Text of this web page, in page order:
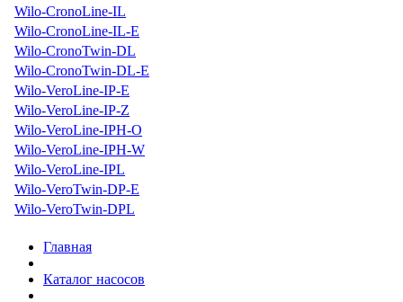
Wilo-CronoLine-IL
Wilo-CronoLine-IL-E
Wilo-CronoTwin-DL
Wilo-CronoTwin-DL-E
Wilo-VeroLine-IP-E
Wilo-VeroLine-IP-Z
Wilo-VeroLine-IPH-O
Wilo-VeroLine-IPH-W
Wilo-VeroLine-IPL
Wilo-VeroTwin-DP-E
Wilo-VeroTwin-DPL
Главная
Каталог насосов